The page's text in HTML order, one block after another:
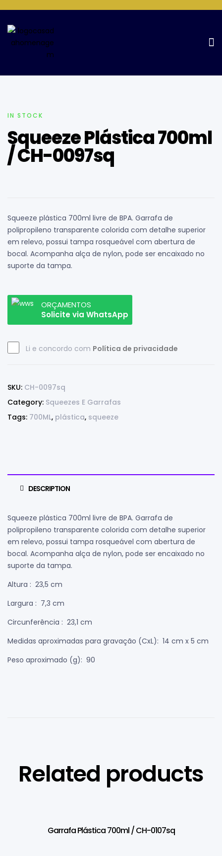
Home Page
IN STOCK
Squeeze Plástica 700ml
/ CH-0097sq
Squeeze plástica 700ml livre de BPA. Garrafa de
polipropileno transparente colorida com detalhe superior
em relevo, possui tampa rosqueável com abertura de
bocal. Acompanha alça de nylon, pode ser encaixado no
suporte da tampa.
ORÇAMENTOS
Solicite via WhatsApp
Li e concordo com Política de privacidade
SKU: CH-0097sq
Category: Squeezes E Garrafas
Tags: 700ML, plástica, squeeze
DESCRIPTION
Squeeze plástica 700ml livre de BPA. Garrafa de
polipropileno transparente colorida com detalhe superior
em relevo, possui tampa rosqueável com abertura de
bocal. Acompanha alça de nylon, pode ser encaixado no
suporte da tampa.
Altura : 23,5 cm
Largura : 7,3 cm
Circunferência : 23,1 cm
Medidas aproximadas para gravação (CxL): 14 cm x 5 cm
Peso aproximado (g): 90
Related products
Garrafa Plástica 700ml / CH-0107sq